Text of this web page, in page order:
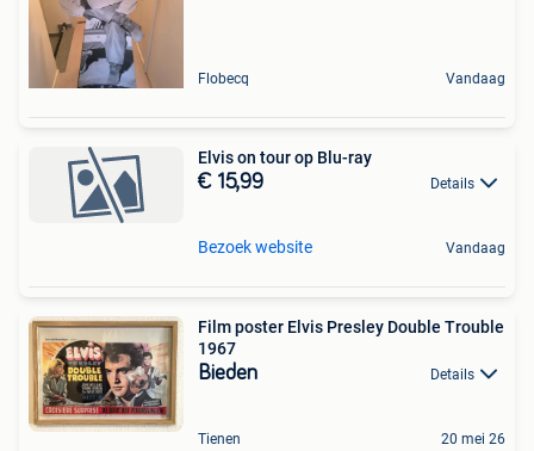
Flobecq Vandaag
Elvis on tour op Blu-ray
€ 15,99 Details
Bezoek website Vandaag
Film poster Elvis Presley Double Trouble
1967
Bieden Details
Tienen 20 mei 26